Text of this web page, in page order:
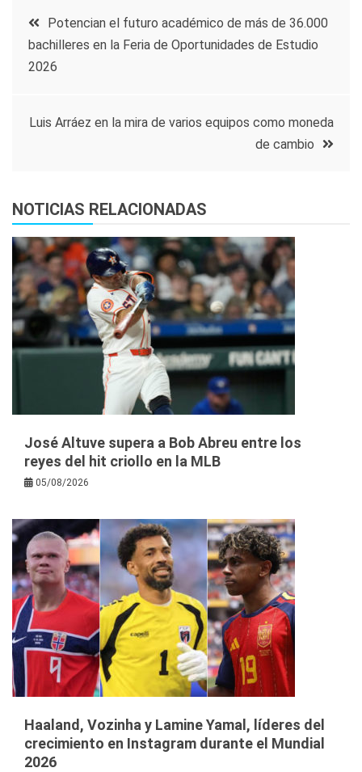
Navegación
de
Potencian el futuro académico de más de 36.000
bachilleres en la Feria de Oportunidades de Estudio
2026
Luis Arráez en la mira de varios equipos como moneda
de cambio
NOTICIAS RELACIONADAS
José Altuve supera a Bob Abreu entre los
reyes del hit criollo en la MLB
05/08/2026
Haaland, Vozinha y Lamine Yamal, líderes del
crecimiento en Instagram durante el Mundial
2026